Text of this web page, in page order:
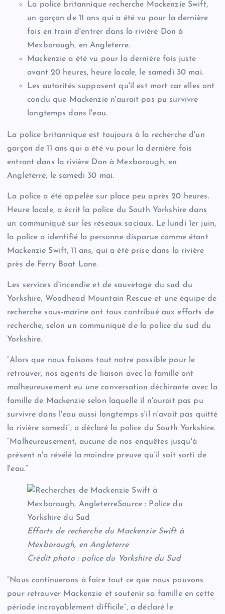
La police britannique recherche Mackenzie Swift,
un garçon de 11 ans qui a été vu pour la dernière
fois en train d'entrer dans la rivière Don à
Mexborough, en Angleterre.
Mackenzie a été vu pour la dernière fois juste
avant 20 heures, heure locale, le samedi 30 mai.
Les autorités supposent qu'il est mort car elles ont
conclu que Mackenzie n'aurait pas pu survivre
longtemps dans l'eau.
La police britannique est toujours à la recherche d'un
garçon de 11 ans qui a été vu pour la dernière fois
entrant dans la rivière Don à Mexborough, en
Angleterre, le samedi 30 mai.
La police a été appelée sur place peu après 20 heures.
Heure locale, a écrit la police du South Yorkshire dans
un communiqué sur les réseaux sociaux. Le lundi 1er juin,
la police a identifié la personne disparue comme étant
Mackenzie Swift, 11 ans, qui a été prise dans la rivière
près de Ferry Boat Lane.
Les services d'incendie et de sauvetage du sud du
Yorkshire, Woodhead Mountain Rescue et une équipe de
recherche sous-marine ont tous contribué aux efforts de
recherche, selon un communiqué de la police du sud du
Yorkshire.
“Alors que nous faisons tout notre possible pour le
retrouver, nos agents de liaison avec la famille ont
malheureusement eu une conversation déchirante avec la
famille de Mackenzie selon laquelle il n'aurait pas pu
survivre dans l'eau aussi longtemps s'il n'avait pas quitté
la rivière samedi”, a déclaré la police du South Yorkshire.
“Malheureusement, aucune de nos enquêtes jusqu'à
présent n'a révélé la moindre preuve qu'il soit sorti de
l'eau.”
Efforts de recherche du Mackenzie Swift à
Mexborough, en Angleterre
Crédit photo : police du Yorkshire du Sud
“Nous continuerons à faire tout ce que nous pouvons
pour retrouver Mackenzie et soutenir sa famille en cette
période incroyablement difficile”, a déclaré le